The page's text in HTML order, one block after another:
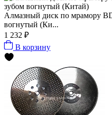
Алмазный диск по мрамору
вогнутый (Ки...
1 232 ₽
В корзину